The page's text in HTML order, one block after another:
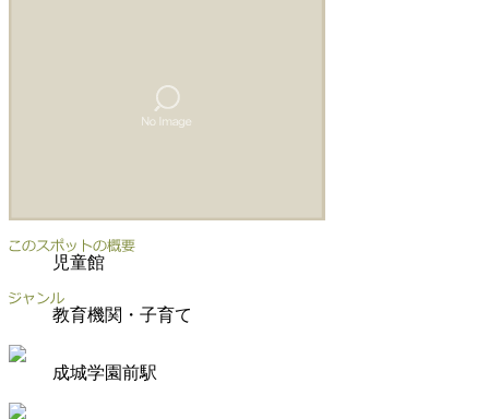
児童館
教育機関・子育て
成城学園前駅